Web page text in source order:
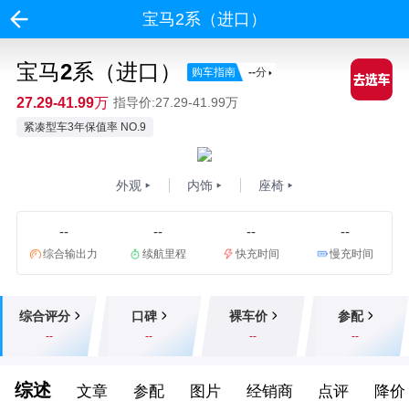
宝马2系（进口）
宝马2系（进口） 购车指南 --分
27.29-41.99万 指导价:27.29-41.99万
紧凑型车3年保值率 NO.9
外观 内饰 座椅
--
综合输出力
--
续航里程
--
快充时间
--
慢充时间
综合评分
--
口碑
--
裸车价
--
参配
--
综述 文章 参配 图片 经销商 点评 降价